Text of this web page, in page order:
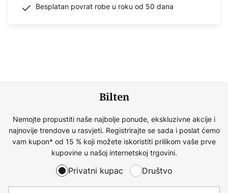
Besplatan povrat robe u roku od 50 dana
Bilten
Nemojte propustiti naše najbolje ponude, ekskluzivne akcije i
najnovije trendove u rasvjeti. Registrirajte se sada i poslat ćemo
vam kupon* od 15 % koji možete iskoristiti prilikom vaše prve
kupovine u našoj internetskoj trgovini.
Privatni kupac Društvo